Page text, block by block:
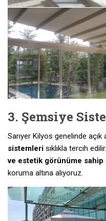
3. Şemsiye
Sarıyer Kilyos genelinde açık
sistemleri sıklıkla tercih edilir.
ve estetik görünüme
koruma altına alıyoruz.